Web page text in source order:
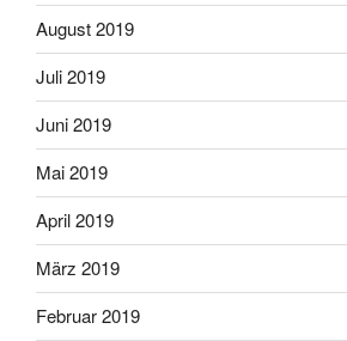
August 2019
Juli 2019
Juni 2019
Mai 2019
April 2019
März 2019
Februar 2019